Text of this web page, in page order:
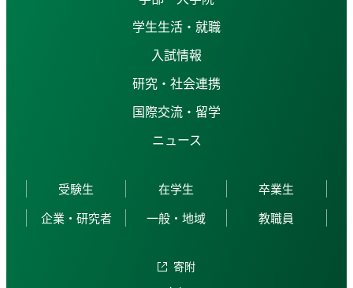
学生生活・就職
入試情報
研究・社会連携
国際交流・留学
ニュース
受験生 在学生
卒業生
企業・研究者
一般・地域 教職員
寄附